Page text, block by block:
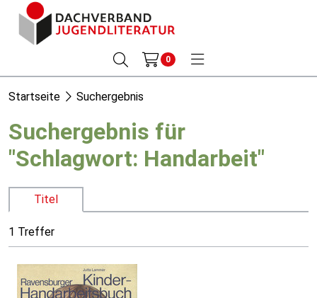
0
Startseite Suchergebnis
Suchergebnis für
"Schlagwort: Handarbeit"
Titel
1 Treffer